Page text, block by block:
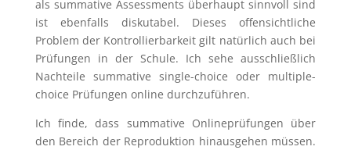
als summative Assessments überhaupt sinnvoll sind
ist ebenfalls diskutabel. Dieses offensichtliche
Problem der Kontrollierbarkeit gilt natürlich auch bei
Prüfungen in der Schule. Ich sehe ausschließlich
Nachteile summative single-choice oder multiple-
choice Prüfungen online durchzuführen.
Ich finde, dass summative Onlineprüfungen über
den Bereich der Reproduktion hinausgehen müssen.